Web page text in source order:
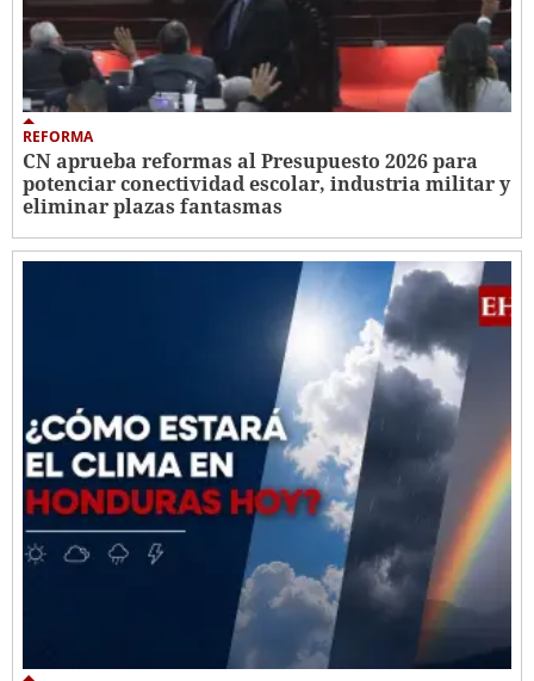
REFORMA
CN aprueba reformas al Presupuesto 2026 para
potenciar conectividad escolar, industria militar y
eliminar plazas fantasmas